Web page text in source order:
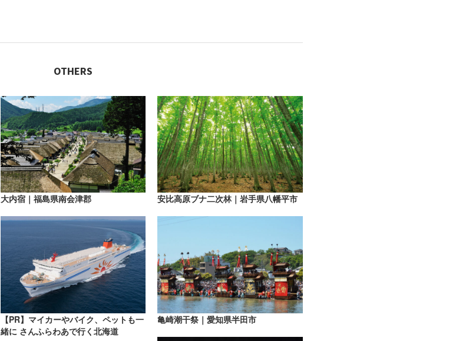
OTHERS
大内宿｜福島県南会津郡 安比高原ブナ二次林｜岩手県八幡平市
【PR】マイカーやバイク、ペットも一
緒に さんふらわあで行く北海道
亀崎潮干祭｜愛知県半田市